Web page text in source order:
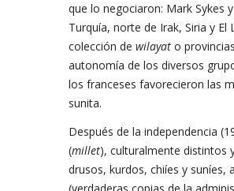
que lo negociaron: Mark Sykes
Turquía, norte de Irak, Siria y
colección de wilayat o
autonomía de los diversos
los franceses favorecieron las
sunita.
Después de la independencia
(millet), culturalmente distintos
drusos, kurdos, chiíes y